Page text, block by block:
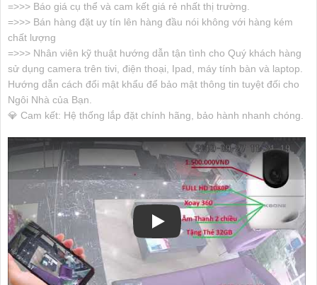
=>>> Báo giá cụ thể và cam kết giá rẻ nhất thị trường.
=>>> Bán hàng đặt uy tín lên hàng đầu nói không với hàng kém
chất lượng
=>>> Nhân viên kỹ thuật hướng dẫn tận tình cho Quý khách hàng
sử dụng camera trên tivi, điện thoại, Ipad, máy tính bàn và laptop.
Hướng dẫn cách đổi mật khẩu để bảo mật thông tin tuyệt đối cho
Ngôi Nhà của Bạn.
💎 Cam kết: Hệ thống lắp đặt chính hãng, bảo hành nhanh chóng.